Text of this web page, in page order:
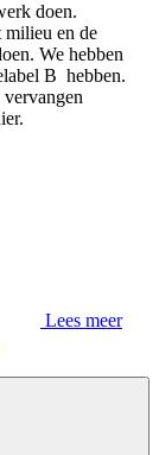
doen.
milieu en de
We hebben
B hebben.
Lees meer